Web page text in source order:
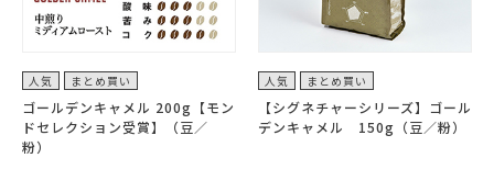
人気 まとめ買い
ゴールデンキャメル 200g【モン
ドセレクション受賞】（豆／
粉）
人気 まとめ買い
【シグネチャーシリーズ】ゴール
デンキャメル 150g（豆／粉）